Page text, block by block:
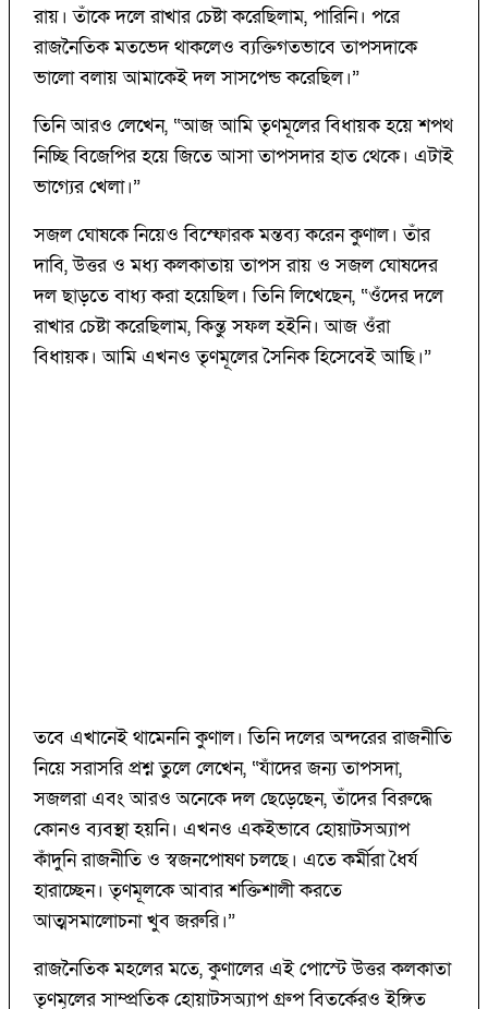
রায়। তাঁকে দলে রাখার চেষ্টা করেছিলাম, পারিনি। পরে
রাজনৈতিক মতভেদ থাকলেও ব্যক্তিগতভাবে তাপসদাকে
ভালো বলায় আমাকেই দল সাসপেন্ড করেছিল।”
তিনি আরও লেখেন, “আজ আমি তৃণমূলের বিধায়ক হয়ে শপথ
নিচ্ছি বিজেপির হয়ে জিতে আসা তাপসদার হাত থেকে। এটাই
ভাগ্যের খেলা।”
সজল ঘোষকে নিয়েও বিস্ফোরক মন্তব্য করেন কুণাল। তাঁর
দাবি, উত্তর ও মধ্য কলকাতায় তাপস রায় ও সজল ঘোষদের
দল ছাড়তে বাধ্য করা হয়েছিল। তিনি লিখেছেন, “ওঁদের দলে
রাখার চেষ্টা করেছিলাম, কিন্তু সফল হইনি। আজ ওঁরা
বিধায়ক। আমি এখনও তৃণমূলের সৈনিক হিসেবেই আছি।”
তবে এখানেই থামেননি কুণাল। তিনি দলের অন্দরের রাজনীতি
নিয়ে সরাসরি প্রশ্ন তুলে লেখেন, “যাঁদের জন্য তাপসদা,
সজলরা এবং আরও অনেকে দল ছেড়েছেন, তাঁদের বিরুদ্ধে
কোনও ব্যবস্থা হয়নি। এখনও একইভাবে হোয়াটসঅ্যাপ
কাঁদুনি রাজনীতি ও স্বজনপোষণ চলছে। এতে কর্মীরা ধৈর্য
হারাচ্ছেন। তৃণমূলকে আবার শক্তিশালী করতে
আত্মসমালোচনা খুব জরুরি।”
রাজনৈতিক মহলের মতে, কুণালের এই পোস্টে উত্তর কলকাতা
তৃণমূলের সাম্প্রতিক হোয়াটসঅ্যাপ গ্রুপ বিতর্কেরও ইঙ্গিত